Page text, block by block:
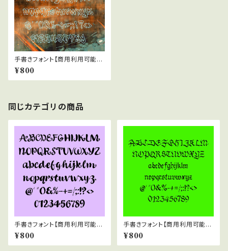
手書きフォント【商用利用可能】0
45
¥800
同じカテゴリの商品
手書きフォント【商用利用可能】0
42
¥800
手書きフォント【商用利用可能】0
37
¥800